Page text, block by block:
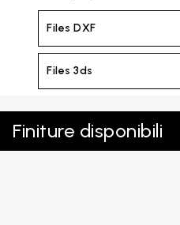
Files DXF
Files 3ds
Finiture disponibili